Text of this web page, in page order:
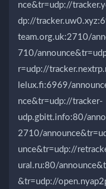
nce&tr=udp://
dp://
team.org.uk:2710/
710/
r=udp://
lelux.fi:6969/
nce&tr=udp://tracker-
udp.gbitt.info:80/
2710/
unce&tr=udp://
ural.ru:80/
&tr=udp://